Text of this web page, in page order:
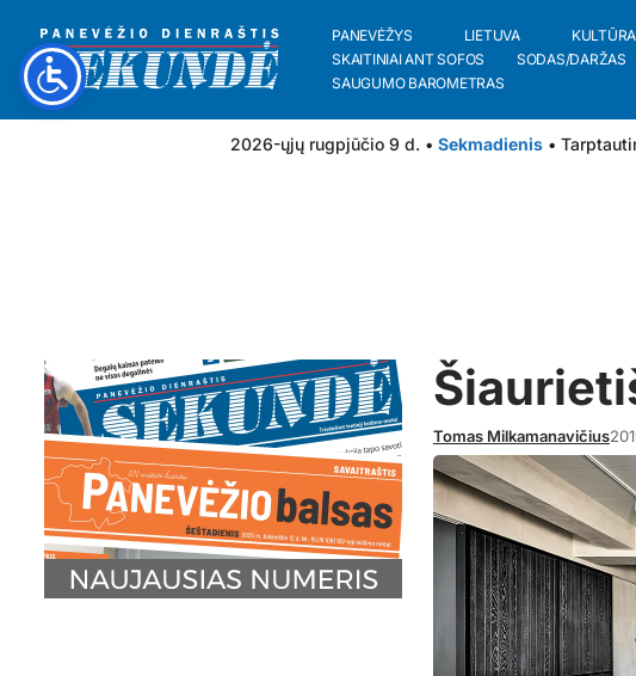
PANEVĖŽYS LIETUVA KULTŪRA
SKAITINIAI ANT SOFOS
SODAS/DARŽAS
SAUGUMO BAROMETRAS
2026-ųjų rugpjūčio 9 d. • Sekmadienis •
Tomas Milkamanavičius